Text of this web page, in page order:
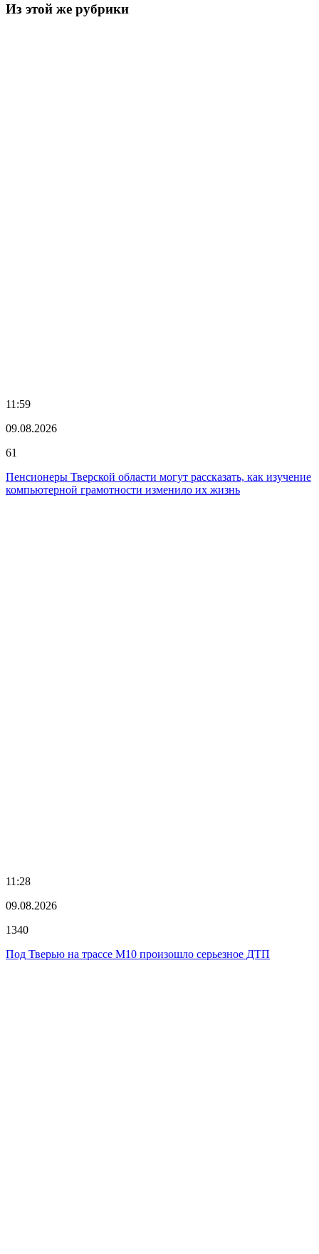
Из этой же рубрики
11:59
09.08.2026
61
Пенсионеры Тверской области могут рассказать, как изучение
компьютерной грамотности изменило их жизнь
11:28
09.08.2026
1340
Под Тверью на трассе М10 произошло серьезное ДТП